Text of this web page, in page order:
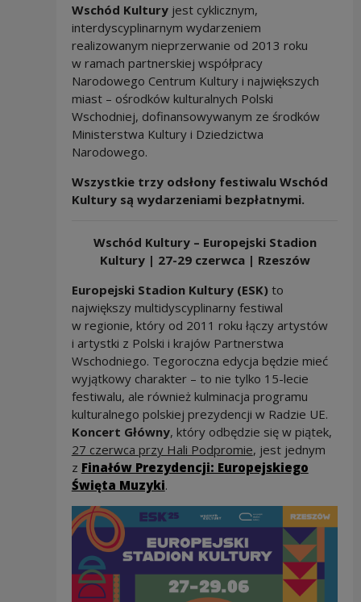
Wschód Kulturyjest cyklicznym,
interdyscyplinarnym wydarzeniem
realizowanym nieprzerwanie od 2013 roku
w ramach partnerskiej współpracy
Narodowego Centrum Kultury i największych
miast – ośrodków kulturalnych Polski
Wschodniej, dofinansowywanym ze środków
Ministerstwa Kultury i Dziedzictwa
Narodowego.
Wszystkie trzy odsłony festiwalu Wschód
Kultury są wydarzeniami bezpłatnymi.
Wschód Kultury – Europejski Stadion
Kultury | 27-29 czerwca | Rzeszów
Europejski Stadion Kultury (ESK)to
największy multidyscyplinarny festiwal
w regionie, który od 2011 roku łączy artystów
i artystki z Polski i krajów Partnerstwa
Wschodniego. Tegoroczna edycja będzie mieć
wyjątkowy charakter – to nie tylko 15-lecie
festiwalu, ale również kulminacja programu
kulturalnego polskiej prezydencji w Radzie UE.
Koncert Główny, który odbędzie się w piątek,
27 czerwca przy Hali Podpromie, jest jednym
z Finałów Prezydencji: Europejskiego
Święta Muzyki.